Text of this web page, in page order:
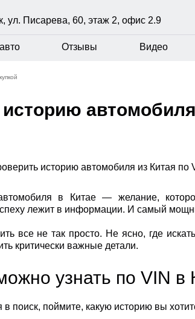
ул. Писарева, 60, этаж 2, офис 2.9
Отзывы Видео
в Китае — желание,
лежит в информации. И самый
все не так просто. Не ясно, где
критически важные детали.
узнать по VIN в
поиск, поймите, какую историю вы